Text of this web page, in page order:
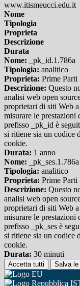
www.itismeucci.edu.it
Nome
Tipologia
Proprieta
Descrizione
Durata
Nome: _pk_id.1.786a
Tipologia: analitico
Proprieta: Prime Parti
Descrizione: Questo
analisi web open
proprietari di siti Web
misurare le
prefisso _pk_id è
si ritiene sia un codice
cookie.
Durata: 1 anno
Nome: _pk_ses.1.786a
Tipologia: analitico
Proprieta: Prime Parti
Descrizione: Questo
analisi web open
proprietari di siti Web
misurare le
prefisso _pk_ses è
si ritiene sia un codice
cookie.
Durata: 30 minuti
Accetta tutti Salva le